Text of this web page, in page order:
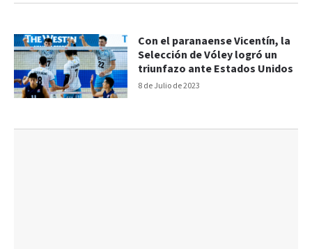
8 de Julio de 2023
Con el paranaense Vicentín, la
Selección de Vóley logró un
triunfazo ante Estados Unidos